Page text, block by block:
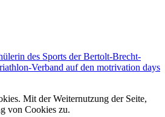
des Sports der Bertolt-Brecht-
Verband auf den motrivation days
Mit der Weiternutzung der Seite,
von Cookies zu.